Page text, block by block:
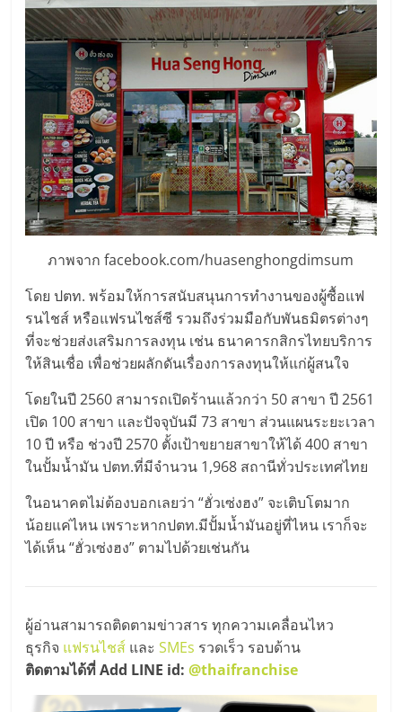
แห่ง
ประเทศไทย,
ThaiSMEsCenter,
รวม
ธุรกิจ
มอี
ไทย,
SMEs,
ไชส์,
ปรึกษา
แฟ
ไชส์,
รวม
แฟ
รน
ขาย
แฟ
รน
รน
ไชส์
ขาย
หน้า
บ้าน
ภาพจาก facebook.com/huasenghongdimsum
โดย ปตท. พร้อมให้การสนับสนุนการทำงานของผู้ซื้อแฟ
รนไชส์ หรือแฟรนไชส์ซี รวมถึงร่วมมือกับพันธมิตรต่างๆ
ที่จะช่วยส่งเสริมการลงทุน เช่น ธนาคารกสิกรไทยบริการ
ให้สินเชื่อ เพื่อช่วยผลักดันเรื่องการลงทุนให้แก่ผู้สนใจ
โดยในปี 2560 สามารถเปิดร้านแล้วกว่า 50 สาขา ปี 2561
เปิด 100 สาขา และปัจจุบันมี 73 สาขา ส่วนแผนระยะเวลา
10 ปี หรือ ช่วงปี 2570 ตั้งเป้าขยายสาขาให้ได้ 400 สาขา
ในปั้มน้ำมัน ปตท.ที่มีจำนวน 1,968 สถานีทั่วประเทศไทย
ในอนาคตไม่ต้องบอกเลยว่า “ฮั่วเซ่งฮง” จะเติบโตมาก
น้อยแค่ไหน เพราะหากปตท.มีปั้มน้ำมันอยู่ที่ไหน เราก็จะ
ได้เห็น “ฮั่วเซ่งฮง” ตามไปด้วยเช่นกัน
ผู้อ่านสามารถติดตามข่าวสาร ทุกความเคลื่อนไหว
ธุรกิจ แฟรนไชส์ และSMEs รวดเร็ว รอบด้าน
ติดตามได้ที่ Add LINE id:@thaifranchise